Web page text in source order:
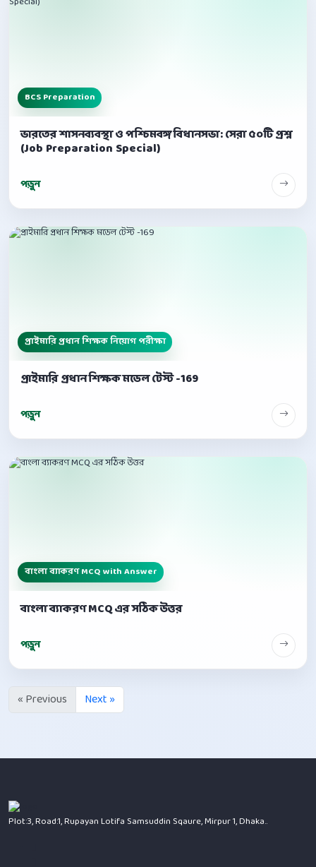
BCS Preparation
ভারতের শাসনব্যবস্থা ও পশ্চিমবঙ্গ বিধানসভা: সেরা ৫০টি প্রশ্ন
(Job Preparation Special)
পড়ুন
প্রাইমারি প্রধান শিক্ষক নিয়োগ পরীক্ষা
প্রাইমারি প্রধান শিক্ষক মডেল টেস্ট -169
পড়ুন
বাংলা ব্যাকরণ MCQ with Answer
বাংলা ব্যাকরণ MCQ এর সঠিক উত্তর
পড়ুন
« Previous Next »
Plot:3, Road:1, Rupayan Lotifa Samsuddin Sqaure, Mirpur 1, Dhaka..